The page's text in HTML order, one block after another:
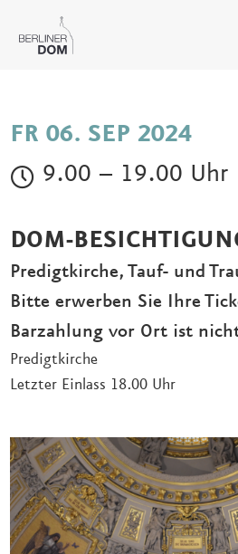
FR 06. SEP 2024
9.00 – 19.00 Uhr
DOM-
Predigtkirche, Tauf- und
Bitte erwerben Sie Ihre
Barzahlung vor Ort ist
Predigtkirche
Letzter Einlass 18.00 Uhr